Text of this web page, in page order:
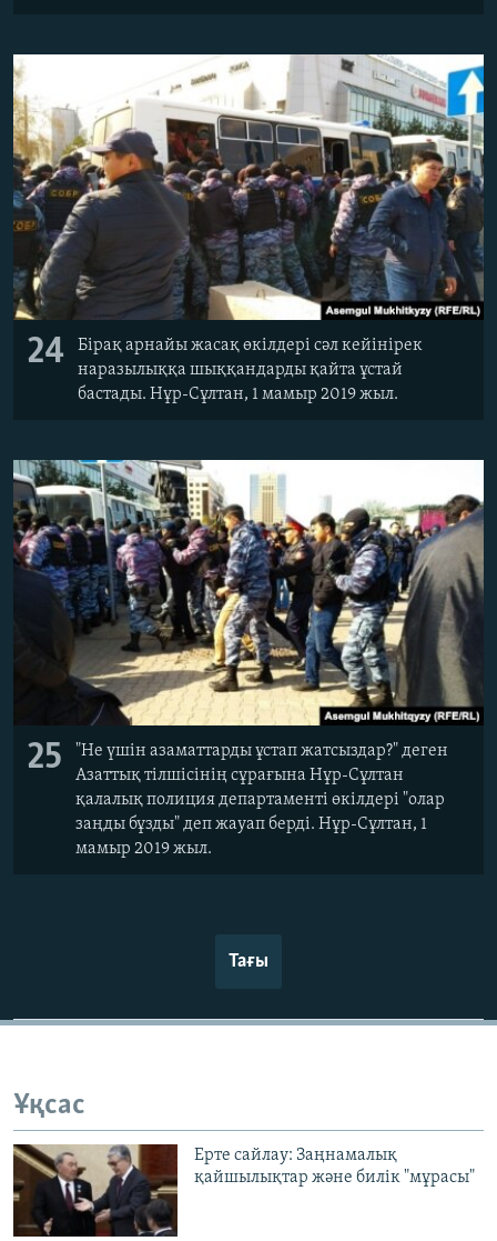
24
Бірақ арнайы жасақ өкілдері сәл кейінірек
наразылыққа шыққандарды қайта ұстай
бастады. Нұр-Сұлтан, 1 мамыр 2019 жыл.
25
"Не үшін азаматтарды ұстап жатсыздар?" деген
Азаттық тілшісінің сұрағына Нұр-Сұлтан
қалалық полиция департаменті өкілдері "олар
заңды бұзды" деп жауап берді. Нұр-Сұлтан, 1
мамыр 2019 жыл.
Тағы
Ұқсас
Ерте сайлау: Заңнамалық
қайшылықтар және билік "мұрасы"